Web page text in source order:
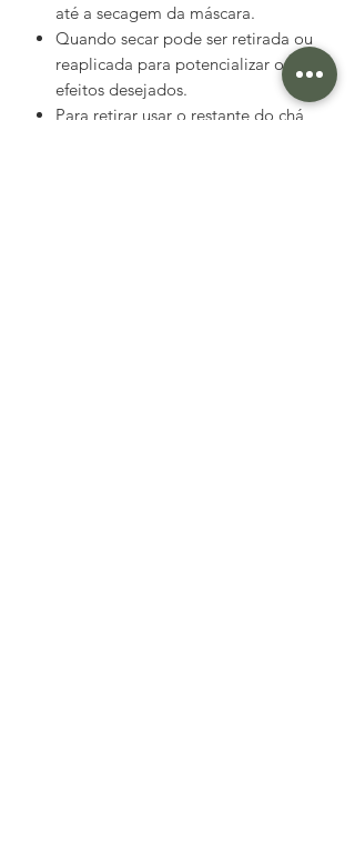
até a secagem da máscara.
Quando secar pode ser retirada ou
reaplicada para potencializar os
efeitos desejados.
Para retirar usar o restante do chá,